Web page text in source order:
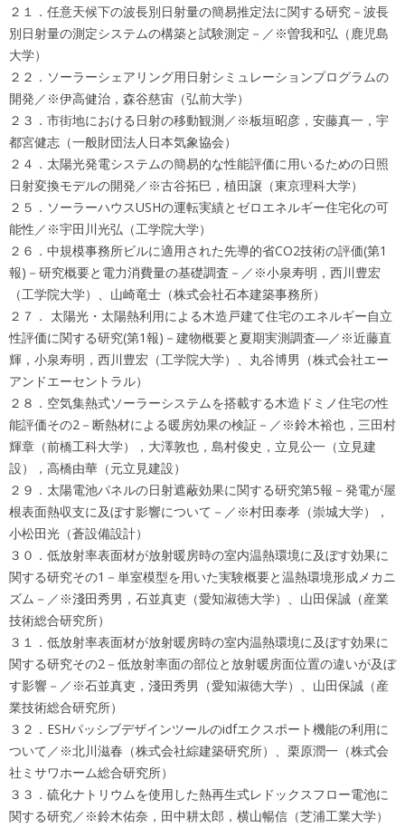
２１．任意天候下の波長別日射量の簡易推定法に関する研究－波長
別日射量の測定システムの構築と試験測定－／※曽我和弘（鹿児島
大学）
２２．ソーラーシェアリング用日射シミュレーションプログラムの
開発／※伊高健治，森谷慈宙（弘前大学）
２３．市街地における日射の移動観測／※板垣昭彦，安藤真一，宇
都宮健志（一般財団法人日本気象協会）
２４．太陽光発電システムの簡易的な性能評価に用いるための日照
日射変換モデルの開発／※古谷拓巳，植田譲（東京理科大学）
２５．ソーラーハウスUSHの運転実績とゼロエネルギー住宅化の可
能性／※宇田川光弘（工学院大学）
２６．中規模事務所ビルに適用された先導的省CO2技術の評価(第1
報)－研究概要と電力消費量の基礎調査－／※小泉寿明，西川豊宏
（工学院大学）、山崎竜士（株式会社石本建築事務所）
２７． 太陽光・太陽熱利用による木造戸建て住宅のエネルギー自立
性評価に関する研究(第1報)－建物概要と夏期実測調査―／※近藤直
輝，小泉寿明，西川豊宏（工学院大学）、丸谷博男（株式会社エー
アンドエーセントラル）
２８．空気集熱式ソーラーシステムを搭載する木造ドミノ住宅の性
能評価その2－断熱材による暖房効果の検証－／※鈴木裕也，三田村
輝章（前橋工科大学），大澤敦也，島村俊史，立見公一（立見建
設），高橋由華（元立見建設）
２９．太陽電池パネルの日射遮蔽効果に関する研究第5報－発電が屋
根表面熱収支に及ぼす影響について－／※村田泰孝（崇城大学），
小松田光（蒼設備設計）
３０．低放射率表面材が放射暖房時の室内温熱環境に及ぼす効果に
関する研究その1－単室模型を用いた実験概要と温熱環境形成メカニ
ズム－／※淺田秀男，石並真吏（愛知淑徳大学）、山田保誠（産業
技術総合研究所）
３１．低放射率表面材が放射暖房時の室内温熱環境に及ぼす効果に
関する研究その2－低放射率面の部位と放射暖房面位置の違いが及ぼ
す影響－／※石並真吏，淺田秀男（愛知淑徳大学）、山田保誠（産
業技術総合研究所）
３２．ESHパッシブデザインツールのidfエクスポート機能の利用に
ついて／※北川滋春（株式会社綜建築研究所）、栗原潤一（株式会
社ミサワホーム総合研究所）
３３．硫化ナトリウムを使用した熱再生式レドックスフロー電池に
関する研究／※鈴木佑奈，田中耕太郎，横山暢信（芝浦工業大学）